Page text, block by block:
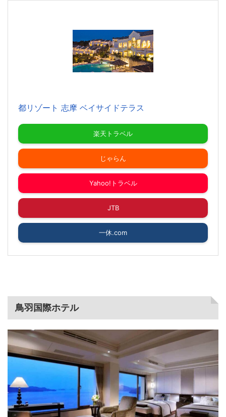
都リゾート 志摩 ベイサイドテラス
楽天トラベル
じゃらん
Yahoo!トラベル
JTB
一休.com
鳥羽国際ホテル